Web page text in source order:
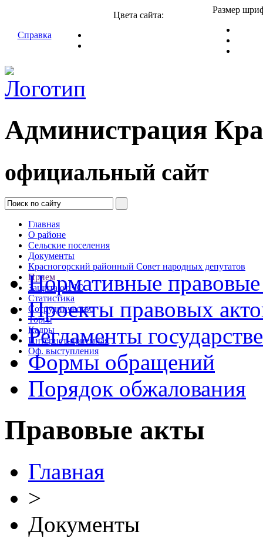
Справка
Цвета сайта:
Размер
Администрация
официальный сайт
Главная
О районе
Сельские поселения
Документы
Красногорский районный Совет народных депутатов
Прием
Защита от ЧС
Статистика
Сотрудничество
Торги
Кадры
Интернет-приемная
Оф. выступления
Нормативные
Проекты правовых
Регламенты
Формы обращений
Порядок обжалования
Правовые акты
Главная
>
Документы